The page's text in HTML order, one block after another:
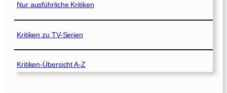
g
e
r
9
9
Nur ausführliche Kritiken
Kritiken zu TV-Serien
Kritiken-Übersicht A-Z